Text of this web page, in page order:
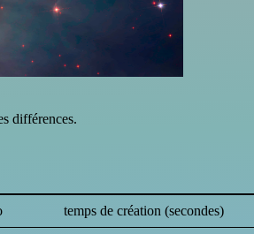
différences.
temps de création (secondes)